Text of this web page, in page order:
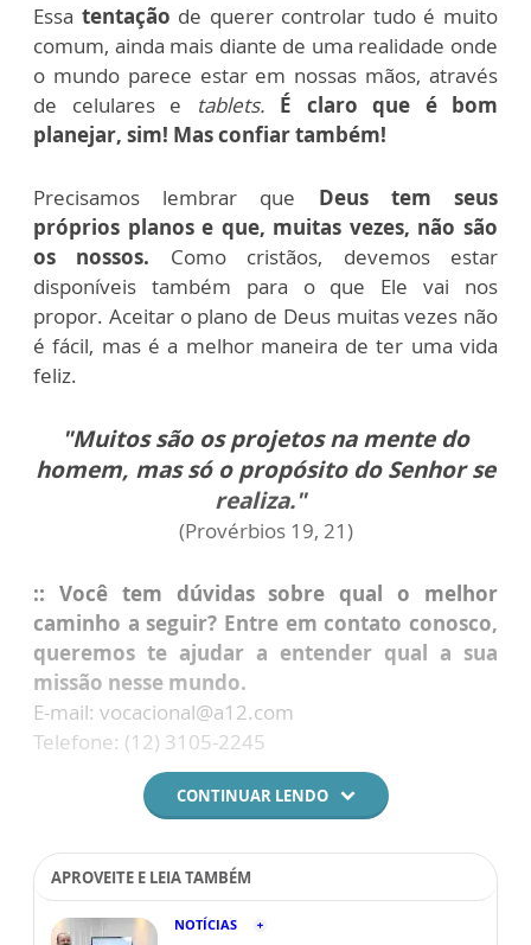
Essa tentação de querer controlar tudo é muito
comum, ainda mais diante de uma realidade onde
o mundo parece estar em nossas mãos, através
de celulares e
tablets. É claro que é bom
planejar, sim! Mas confiar também!
Precisamos lembrar que Deus tem seus
próprios planos e que, muitas vezes, não são
os nossos. Como cristãos, devemos estar
disponíveis também para o que Ele vai nos
propor. Aceitar o plano de Deus muitas vezes não
é fácil, mas é a melhor maneira de ter uma vida
feliz.
"Muitos são os projetos na mente do
homem, mas só o propósito do Senhor se
realiza."
(Provérbios 19, 21)
:: Você tem dúvidas sobre qual o melhor
caminho a seguir? Entre em contato conosco,
queremos te ajudar a entender qual a sua
missão nesse mundo.
E-mail: vocacional@a12.com
Telefone: (12) 3105-2245
CONTINUAR LENDO
APROVEITE E LEIA TAMBÉM
NOTÍCIAS